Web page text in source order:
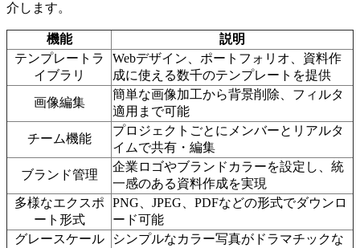
介します。
機能
説明
テンプレートラ
イブラリ
Webデザイン、ポートフォリオ、資料作
成に使える数千のテンプレートを提供
画像編集
簡単な画像加工から背景削除、フィルタ
適用まで可能
チーム機能
プロジェクトごとにメンバーとリアルタ
イムで共有・編集
ブランド管理
企業ロゴやブランドカラーを設定し、統
一感のある資料作成を実現
多様なエクスポ
ート形式
PNG、JPEG、PDFなどの形式でダウンロ
ード可能
グレースケール
シンプルなカラー写真がドラマチックな